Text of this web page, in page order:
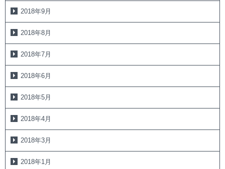
2018年9月
2018年8月
2018年7月
2018年6月
2018年5月
2018年4月
2018年3月
2018年1月